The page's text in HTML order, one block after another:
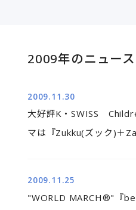
2009年のニュー
2009.11.30
大好評K・SWISS
マは『Zukku(ズック)＋
2009.11.25
"WORLD MARCH®"『